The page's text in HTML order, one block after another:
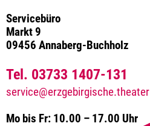
Servicebüro
Markt 9
09456 Annaberg-Buchholz
Tel. 03733 1407-131
service@erzgebirgische.theater
Mo bis Fr: 10.00 – 17.00 Uhr